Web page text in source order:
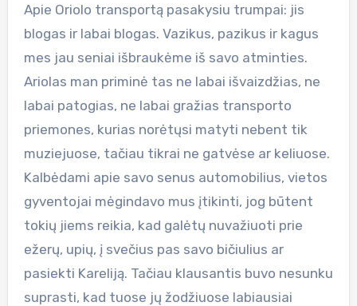
Apie Oriolo transportą pasakysiu trumpai: jis
blogas ir labai blogas. Vazikus, pazikus ir kagus
mes jau seniai išbraukėme iš savo atminties.
Ariolas man priminė tas ne labai išvaizdžias, ne
labai patogias, ne labai gražias transporto
priemones, kurias norėtųsi matyti nebent tik
muziejuose, tačiau tikrai ne gatvėse ar keliuose.
Kalbėdami apie savo senus automobilius, vietos
gyventojai mėgindavo mus įtikinti, jog būtent
tokių jiems reikia, kad galėtų nuvažiuoti prie
ežerų, upių, į svečius pas savo bičiulius ar
pasiekti Kareliją. Tačiau klausantis buvo nesunku
suprasti, kad tuose jų žodžiuose labiausiai